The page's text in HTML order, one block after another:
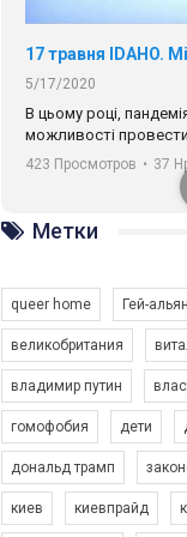
5/17/2020
В цьому році,
можливості провести
звернення про те, що
містах та не можемо
закликаємо всіх хто
солідарності,
підрозділи ГАУ є в
423 Просмотров • 37
Емоційний та
Метки
queer home Гей-
великобритания
владимир путин
гомофобия дети
дональд трамп
киев киевпрайд